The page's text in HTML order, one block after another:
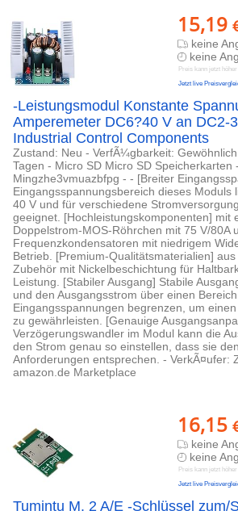
15,19
keine
keine
Preis kann jetzt
Jetzt live
-Leistungsmodul Konstante
Amperemeter DC6?40 V an DC2-
Industrial Control Components
Zustand: Neu - VerfÃ¼gbarkeit:
Tagen - Micro SD Micro SD Speicherkarten
Mingzhe3vmuazbfpg - - [Breiter
Eingangsspannungsbereich dieses Moduls
40 V und für verschiedene
geeignet. [Hochleistungskomponenten] mit
Doppelstrom-MOS-Röhrchen mit 75 V/80A
Frequenzkondensatoren mit niedrigem
Betrieb. [Premium-Qualitätsmaterialien]
Zubehör mit Nickelbeschichtung für
Leistung. [Stabiler Ausgang] Stabile
und den Ausgangsstrom über einen
Eingangsspannungen begrenzen, um
zu gewährleisten. [Genauige
Verzögerungswandler im Modul kann die
den Strom genau so einstellen, dass sie
Anforderungen entsprechen. - VerkÃ¤ufer:
amazon.de Marketplace
16,15
keine
keine
Preis kann jetzt
Jetzt live
Tumintu M. 2 A/E -Schlüssel zum/